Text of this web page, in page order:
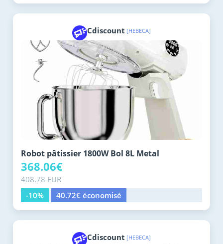
Cdiscount [HEBECA]
Robot pâtissier 1800W Bol 8L Metal
368.06€
408.78 EUR
-10%
40.72€ économisé
Cdiscount [HEBECA]